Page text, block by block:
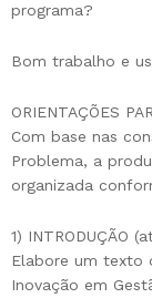
programa?
Bom trabalho e
ORIENTAÇÕES
Com base nas
Problema, a
organizada
1) INTRODUÇÃO
Elabore um texto
Inovação em